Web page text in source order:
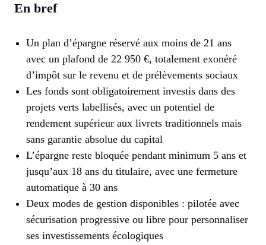
En bref
Un plan d’épargne réservé aux moins de 21 ans
avec un plafond de 22 950 €, totalement exonéré
d’impôt sur le revenu et de prélèvements sociaux
Les fonds sont obligatoirement investis dans des
projets verts labellisés, avec un potentiel de
rendement supérieur aux livrets traditionnels mais
sans garantie absolue du capital
L’épargne reste bloquée pendant minimum 5 ans et
jusqu’aux 18 ans du titulaire, avec une fermeture
automatique à 30 ans
Deux modes de gestion disponibles : pilotée avec
sécurisation progressive ou libre pour personnaliser
ses investissements écologiques